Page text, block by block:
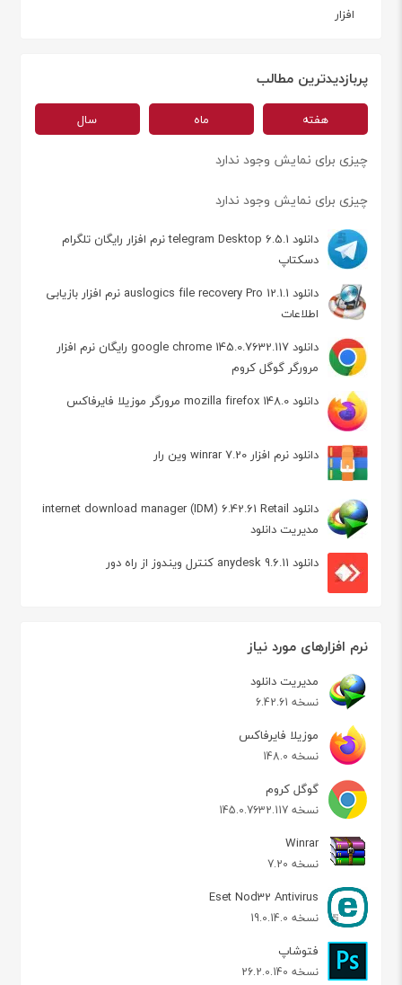
افزار
پربازدیدترین مطالب
هفته ماه سال
چیزی برای نمایش وجود ندارد
چیزی برای نمایش وجود ندارد
دانلود telegram Desktop 6.5.1 نرم افزار رایگان تلگرام
دسکتاپ
دانلود auslogics file recovery Pro 12.1.1 نرم افزار بازیابی
اطلاعات
دانلود google chrome 145.0.7632.117 رایگان نرم افزار
مرورگر گوگل کروم
دانلود mozilla firefox 148.0 مرورگر موزیلا فایرفاکس
دانلود نرم افزار winrar 7.20 وین رار
دانلود internet download manager (IDM) 6.42.61 Retail
مدیریت دانلود
دانلود anydesk 9.6.11 کنترل ویندوز از راه دور
نرم افزارهای مورد نیاز
مدیریت دانلود
نسخه 6.42.61
موزیلا فایرفاکس
نسخه 148.0
گوگل کروم
نسخه 145.0.7632.117
Winrar
نسخه 7.20
Eset Nod32 Antivirus
نسخه 19.0.14.0
فتوشاپ
نسخه 26.2.0.140